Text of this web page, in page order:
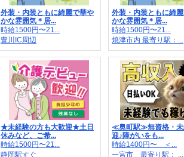
外装・内装ともに綺麗で華や
かな雰囲気＊居...
時給1500円〜21...
豊川IC周辺
外装・内装ともに綺
かな雰囲気＊居...
時給1500円〜21...
焼津市内 最寄り駅：...
★未経験の方も大歓迎★土日
休みなど、ご希...
時給1500円〜21...
静岡駅すぐ
≪奥町駅≫無資格・未
迎♪障がいをも...
時給1400円〜 ＜...
一宮市 最寄り駅： ...